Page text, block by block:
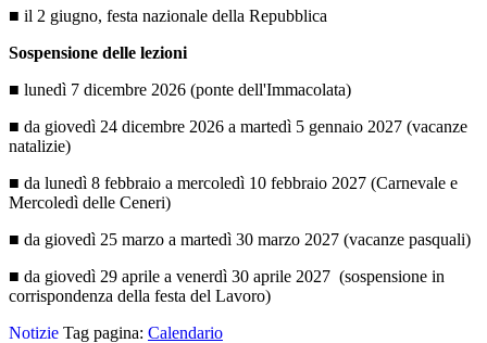
■ il 2 giugno, festa nazionale della Repubblica
Sospensione delle lezioni
■ lunedì 7 dicembre 2026 (ponte dell'Immacolata)
■ da giovedì 24 dicembre 2026 a martedì 5 gennaio 2027 (vacanze
natalizie)
■ da lunedì 8 febbraio a mercoledì 10 febbraio 2027 (Carnevale e
Mercoledì delle Ceneri)
■ da giovedì 25 marzo a martedì 30 marzo 2027 (vacanze pasquali)
■ da giovedì 29 aprile a venerdì 30 aprile 2027 (sospensione in
corrispondenza della festa del Lavoro)
Notizie Tag pagina: Calendario